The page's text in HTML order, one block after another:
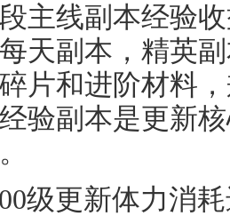
主线副本经验
天副本，精英
片和进阶材料
验副本是更新
级更新体力消